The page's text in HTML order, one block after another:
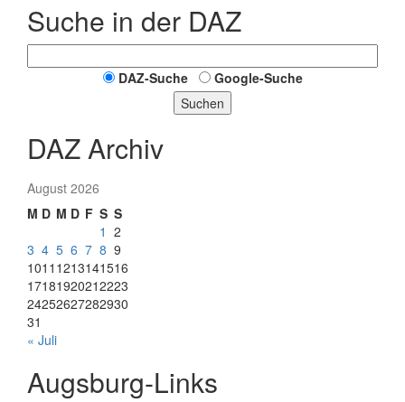
Suche in der DAZ
DAZ-Suche
Google-Suche
Suchen
DAZ Archiv
August 2026
M D M D F S S
1 2
3 4 5 6 7 8 9
1011 1213141516
17181920212223
24252627282930
31
« Juli
Augsburg-Links